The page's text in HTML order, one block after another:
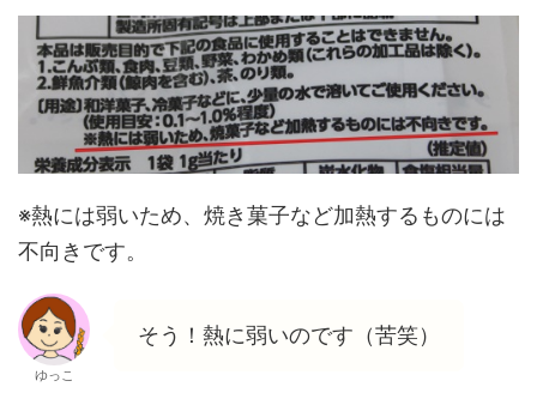
※熱には弱いため、焼き菓子など加熱するものには
不向きです。
ゆっこ
そう！熱に弱いのです（苦笑）